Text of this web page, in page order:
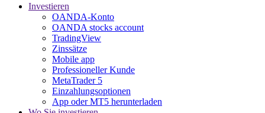
Investieren
OANDA-Konto
OANDA stocks account
TradingView
Zinssätze
Mobile app
Professioneller Kunde
MetaTrader 5
Einzahlungsoptionen
App oder MT5 herunterladen